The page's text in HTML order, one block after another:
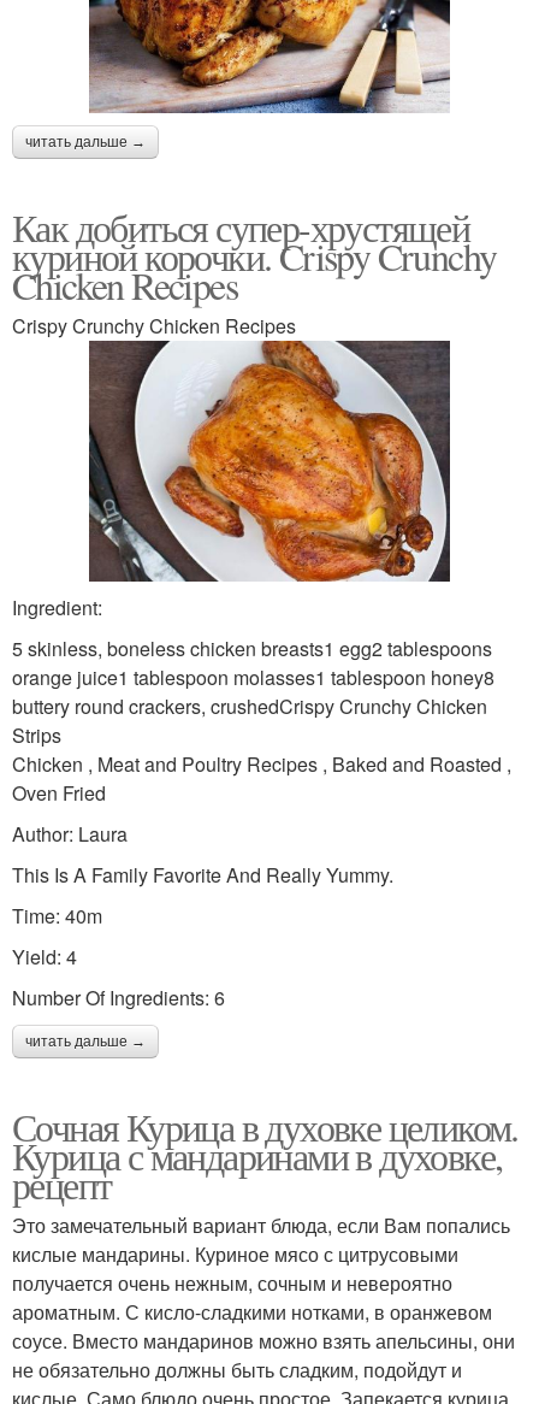
читать дальше →
Как добиться супер-хрустящей
куриной корочки. Crispy Crunchy
Chicken Recipes
Crispy Crunchy Chicken Recipes
Ingredient:
5 skinless, boneless chicken breasts1 egg2 tablespoons
orange juice1 tablespoon molasses1 tablespoon honey8
buttery round crackers, crushedCrispy Crunchy Chicken
Strips
Chicken , Meat and Poultry Recipes , Baked and Roasted ,
Oven Fried
Author: Laura
This Is A Family Favorite And Really Yummy.
Time: 40m
Yield: 4
Number Of Ingredients: 6
читать дальше →
Сочная Курица в духовке целиком.
Курица с мандаринами в духовке,
рецепт
Это замечательный вариант блюда, если Вам попались
кислые мандарины. Куриное мясо с цитрусовыми
получается очень нежным, сочным и невероятно
ароматным. С кисло-сладкими нотками, в оранжевом
соусе. Вместо мандаринов можно взять апельсины, они
не обязательно должны быть сладким, подойдут и